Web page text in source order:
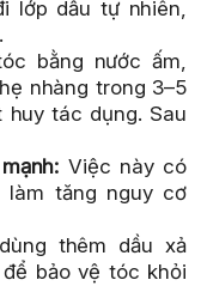
lớp dầu tự nhiên,
bằng nước ấm,
nhàng trong 3–5
tác dụng. Sau
Việc này có
tăng nguy cơ
thêm dầu xả
bảo vệ tóc khỏi